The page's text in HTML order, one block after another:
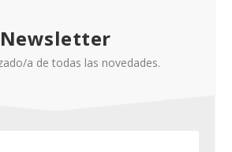
Newsletter
a de todas las novedades.